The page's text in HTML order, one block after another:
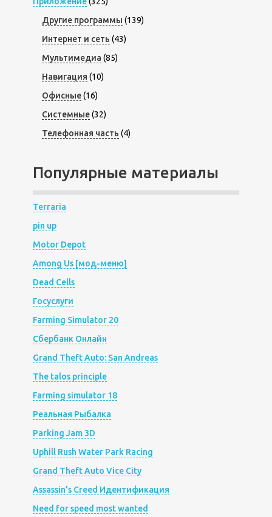
Другие программы (139)
Интернет и сеть (43)
Мультимедиа (85)
Навигация (10)
Офисные(16)
Системные(32)
Телефонная часть (4)
Популярные материалы
Terraria
pin up
Motor Depot
Among Us [мод-меню]
Dead Cells
Госуслуги
Farming Simulator 20
Сбербанк Онлайн
Grand Theft Auto: San Andreas
The talos principle
Farming simulator 18
Реальная Рыбалка
Parking Jam 3D
Uphill Rush Water Park Racing
Grand Theft Auto Vice City
Assassin’s Creed Идентификация
Need for speed most wanted